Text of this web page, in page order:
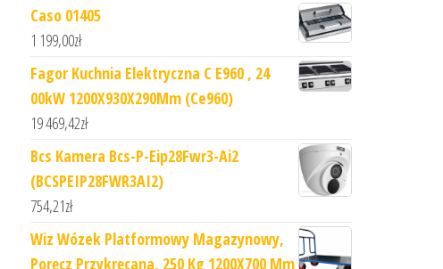
Caso 01405
1 199,00zł
Fagor Kuchnia Elektryczna C E960 , 24
00kW 1200X930X290Mm (Ce960)
19 469,42zł
Bcs Kamera Bcs-P-Eip28Fwr3-Ai2
(BCSPEIP28FWR3AI2)
754,21zł
Wiz Wózek Platformowy Magazynowy,
Poręcz Przykręcana, 250 Kg 1200X700 Mm